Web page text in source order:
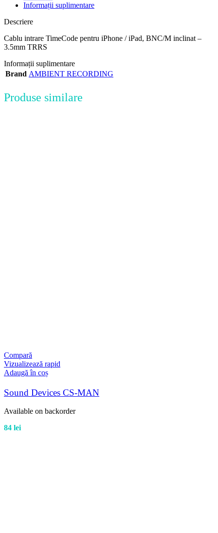
Informații suplimentare
Descriere
Cablu intrare TimeCode pentru iPhone / iPad, BNC/M inclinat –
3.5mm TRRS
Informații suplimentare
Brand AMBIENT RECORDING
Produse similare
Compară
Vizualizează rapid
Adaugă în coș
Sound Devices CS-MAN
Available on backorder
84 lei